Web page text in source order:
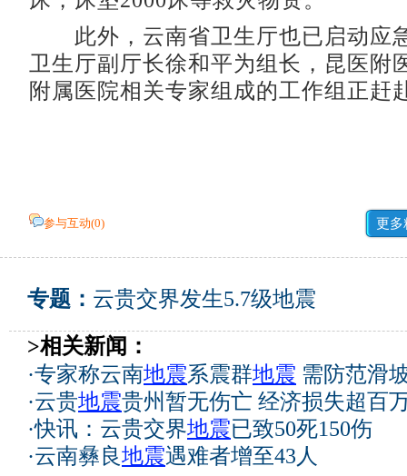
此外，云南省卫生厅也已启动应
卫生厅副厅长徐和平为组长，昆医附
附属医院相关专家组成的工作组正赶
参与互动(0) 更多
专题： 云贵交界发生5.7级地震
>相关新闻：
·专家称云南地震系震群地震 需防范滑
·云贵地震贵州暂无伤亡 经济损失超百
·快讯：云贵交界地震已致50死150伤
·云南彝良地震遇难者增至43人